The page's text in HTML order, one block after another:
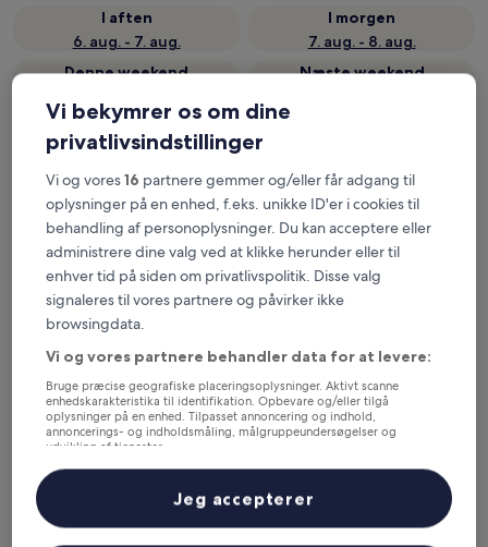
I aften
6. aug. - 7. aug.
I morgen
7. aug. - 8. aug.
Denne weekend
Næste weekend
Her kan du overnatte i
Lapland
Mest populære hoteller i
Rovaniemi
Arctic SnowHotel & Glass Igloos
2.5
Arctic SnowHotel & Glass Igloos
out
Vi bekymrer os om dine
privatlivsindstillinger
Vi og vores16 partnere gemmer og/eller får adgang til
oplysninger på en enhed, f.eks. unikke ID'er i cookies til
behandling af personoplysninger. Du kan acceptere eller
administrere dine valg ved at klikke herunder eller til
enhver tid på siden om privatlivspolitik. Disse valg
signaleres til vores partnere og påvirker ikke
browsingdata.
Vi og vores partnere behandler data for at levere:
Bruge præcise geografiske placeringsoplysninger. Aktivt scanne
enhedskarakteristika til identifikation. Opbevare og/eller tilgå
oplysninger på en enhed. Tilpasset annoncering og indhold,
annoncerings- og indholdsmåling, målgruppeundersøgelser og
udvikling af tjenester.
Liste over partnere (leverandører)
Jeg accepterer